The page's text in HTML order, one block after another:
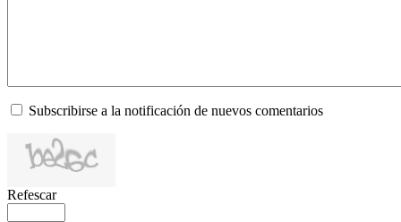
Subscribirse a la notificación de nuevos comentarios
Refescar